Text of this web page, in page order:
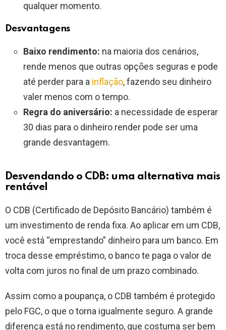
qualquer momento.
Desvantagens
Baixo rendimento: na maioria dos cenários,
rende menos que outras opções seguras e pode
até perder para a inflação, fazendo seu dinheiro
valer menos com o tempo.
Regra do aniversário: a necessidade de esperar
30 dias para o dinheiro render pode ser uma
grande desvantagem.
Desvendando o CDB: uma alternativa mais
rentável
O CDB (Certificado de Depósito Bancário) também é
um investimento de renda fixa. Ao aplicar em um CDB,
você está “emprestando” dinheiro para um banco. Em
troca desse empréstimo, o banco te paga o valor de
volta com juros no final de um prazo combinado.
Assim como a poupança, o CDB também é protegido
pelo FGC, o que o torna igualmente seguro. A grande
diferença está no rendimento, que costuma ser bem